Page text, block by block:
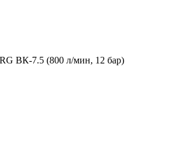
ВК-7.5 (800 л/мин, 12 бар)